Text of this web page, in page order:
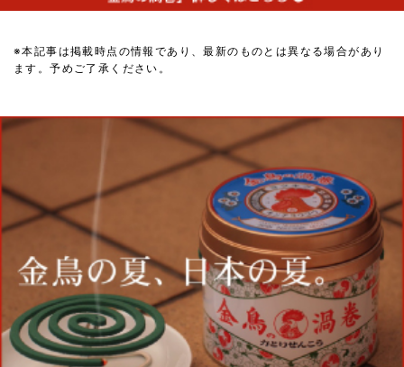
※本記事は掲載時点の情報であり、最新のものとは異なる場合があり
ます。予めご了承ください。